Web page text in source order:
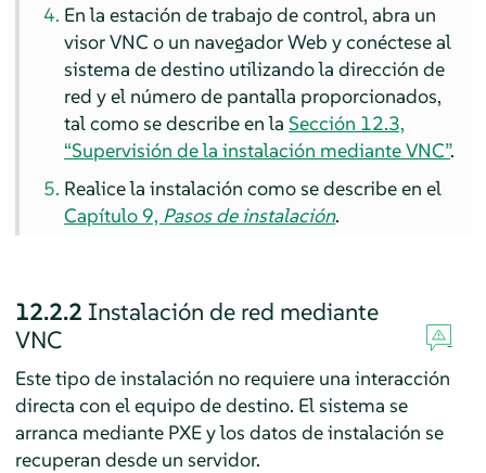
En la estación de trabajo de control, abra un
visor VNC o un navegador Web y conéctese al
sistema de destino utilizando la dirección de
red y el número de pantalla proporcionados,
tal como se describe en laSección 12.3,
“Supervisión de la instalación mediante VNC”.
Realice la instalación como se describe en el
Capítulo 9, Pasos de instalación.
12.2.2 Instalación de red mediante
VNC
Este tipo de instalación no requiere una interacción
directa con el equipo de destino. El sistema se
arranca mediante PXE y los datos de instalación se
recuperan desde un servidor.